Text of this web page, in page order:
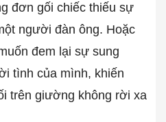
đơn gối chiếc thiếu sự
người đàn ông. Hoặc
đem lại sự sung
tình của mình, khiến
trên giường không rời xa